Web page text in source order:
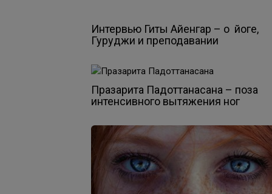
Интервью Гиты Айенгар – о йоге,
Гуруджи и преподавании
Празарита Падоттанасана – поза
интенсивного вытяжения ног